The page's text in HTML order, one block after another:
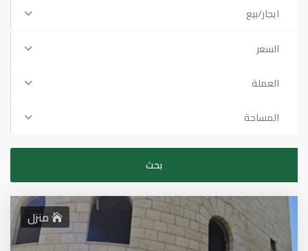
ايجار/بيع
السعر
العملة
المساحة
منزل